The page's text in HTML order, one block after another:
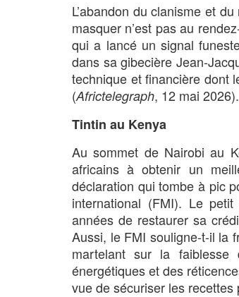
L’abandon du clanisme et
masquer n’est pas au
qui a lancé un signal
dans sa gibecière Jean-
technique et financière dont
(Africtelegraph, 12 mai 2026).
Tintin au Kenya
Au sommet de Nairobi au
africains à obtenir un
déclaration qui tombe à pic
international (FMI). Le
années de restaurer sa
Aussi, le FMI souligne-t-il la
martelant sur la faiblesse
énergétiques et des
vue de sécuriser les